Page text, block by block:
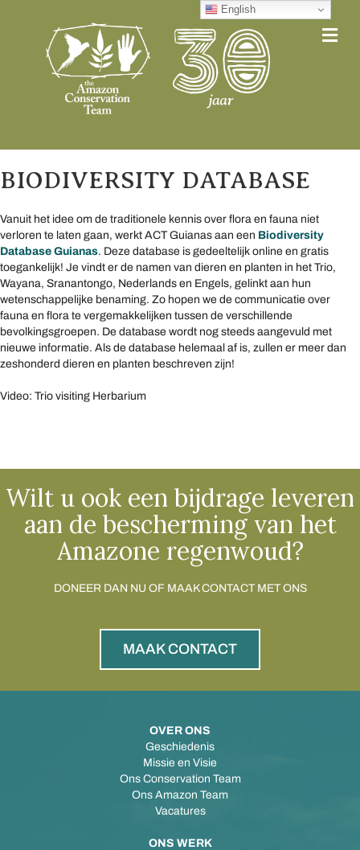
BIODIVERSITY DATABASE
Vanuit het idee om de traditionele kennis over flora en fauna niet
verloren te laten gaan, werkt ACT Guianas aan een Biodiversity
Database Guianas. Deze database is gedeeltelijk online en gratis
toegankelijk! Je vindt er de namen van dieren en planten in het Trio,
Wayana, Sranantongo, Nederlands en Engels, gelinkt aan hun
wetenschappelijke benaming. Zo hopen we de communicatie over
fauna en flora te vergemakkelijken tussen de verschillende
bevolkingsgroepen. De database wordt nog steeds aangevuld met
nieuwe informatie. Als de database helemaal af is, zullen er meer dan
zeshonderd dieren en planten beschreven zijn!
Video: Trio visiting Herbarium
Wilt u ook een bijdrage leveren
aan de bescherming van het
Amazone regenwoud?
DONEER DAN NU OF MAAK CONTACT MET ONS
MAAK CONTACT
OVER ONS
Geschiedenis
Missie en Visie
Ons Conservation Team
Ons Amazon Team
Vacatures
ONS WERK
English